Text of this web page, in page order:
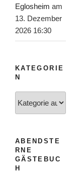
Eglosheim am
13. Dezember
2026 16:30
KATEGORIE
N
ABENDSTE
RNE
GÄSTEBUC
H